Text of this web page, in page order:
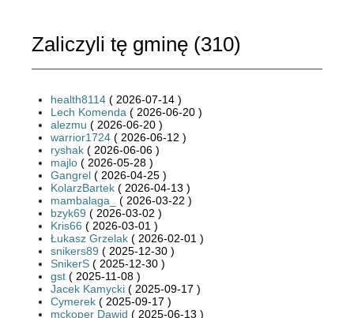
Zaliczyli tę gminę (310)
health8114 ( 2026-07-14 )
Lech Komenda ( 2026-06-20 )
alezmu ( 2026-06-20 )
warrior1724 ( 2026-06-12 )
ryshak ( 2026-06-06 )
majlo ( 2026-05-28 )
Gangrel ( 2026-04-25 )
KolarzBartek ( 2026-04-13 )
mambalaga_
( 2026-03-22 )
bzyk69 ( 2026-03-02 )
Kris66 ( 2026-03-01 )
Łukasz Grzelak ( 2026-02-01 )
snikers89 ( 2025-12-30 )
SnikerS ( 2025-12-30 )
gst ( 2025-11-08 )
Jacek Kamycki ( 2025-09-17 )
Cymerek ( 2025-09-17 )
mckoper Dawid ( 2025-06-13 )